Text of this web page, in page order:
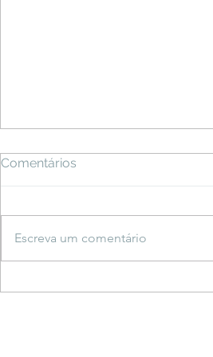
Comentários
Escreva um comentário